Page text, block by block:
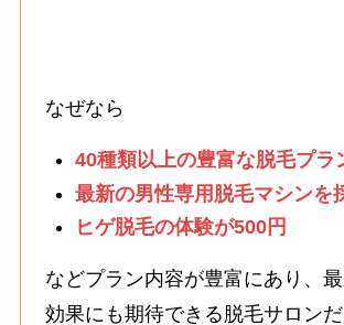
なぜなら
40種類以上の豊富な脱毛プラ
最新の男性専用脱毛マシンを
ヒゲ脱毛の体験が500円
などプラン内容が豊富にあり、
効果にも期待できる脱毛サロンだ